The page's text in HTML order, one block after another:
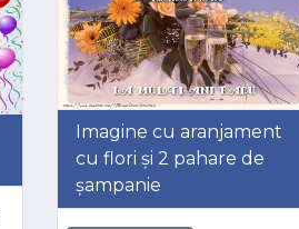
Imagine cu aranjament
cu flori și 2 pahare de
șampanie